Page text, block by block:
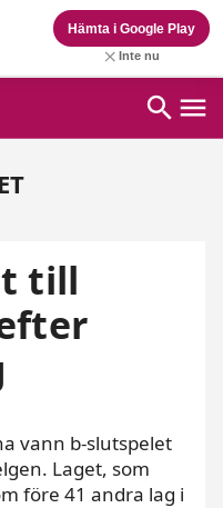
Hämta i Google Play
Inte nu
till
vann b-slutspelet
Laget, som
före 41 andra lag i